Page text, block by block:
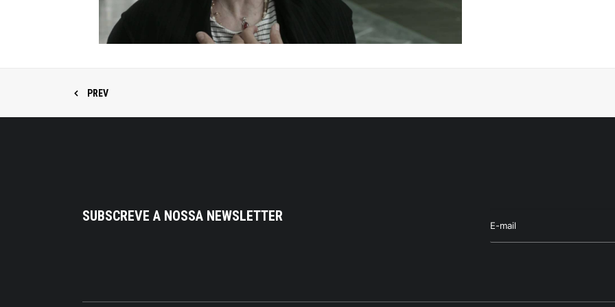
PREV
SUBSCREVE A NOSSA NEWSLETTER